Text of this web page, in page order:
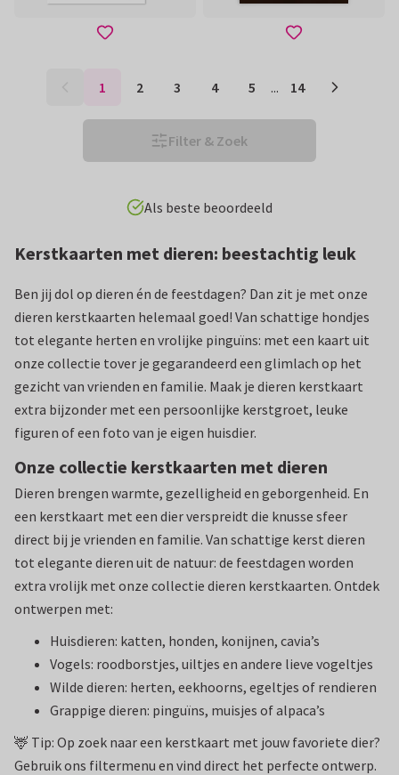
1 2 3 4 5 ... 14
Filter & Zoek
Eenvoudig personaliseren
Kerstkaarten met dieren: beestachtig leuk
Ben jij dol op dieren én de feestdagen? Dan zit je met onze
dieren kerstkaarten helemaal goed! Van schattige hondjes
tot elegante herten en vrolijke pinguïns: met een kaart uit
onze collectie tover je gegarandeerd een glimlach op het
gezicht van vrienden en familie. Maak je dieren kerstkaart
extra bijzonder met een persoonlijke kerstgroet, leuke
figuren of een foto van je eigen huisdier.
Onze collectie kerstkaarten met dieren
Dieren brengen warmte, gezelligheid en geborgenheid. En
een kerstkaart met een dier verspreidt die knusse sfeer
direct bij je vrienden en familie. Van schattige kerst dieren
tot elegante dieren uit de natuur: de feestdagen worden
extra vrolijk met onze collectie dieren kerstkaarten. Ontdek
ontwerpen met:
Huisdieren: katten, honden, konijnen, cavia’s
Vogels: roodborstjes, uiltjes en andere lieve vogeltjes
Wilde dieren: herten, eekhoorns, egeltjes of rendieren
Grappige dieren: pinguïns, muisjes of alpaca’s
🦌 Tip: Op zoek naar een kerstkaart met jouw favoriete dier?
Gebruik ons filtermenu en vind direct het perfecte ontwerp.